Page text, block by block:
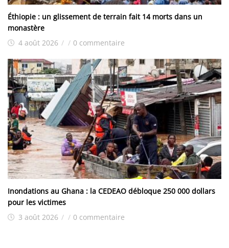
Éthiopie : un glissement de terrain fait 14 morts dans un
monastère
4 août 2026 / / 0 commentaire
Inondations au Ghana : la CEDEAO débloque 250 000 dollars
pour les victimes
3 août 2026 / / 0 commentaire